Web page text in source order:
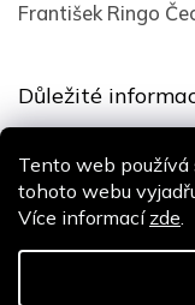
Tento web používá
tohoto webu
Více informací zde.
František Ringo
Důležité
Podmínky ochrany